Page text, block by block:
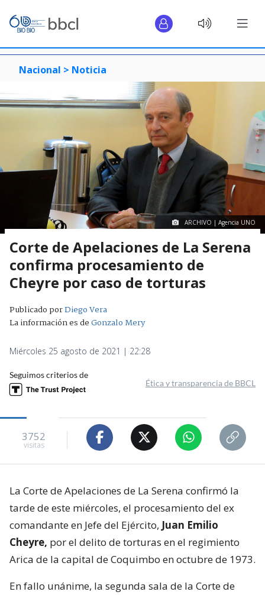
Nacional > Noticia
ARCHIVO | Agencia UNO
Corte de Apelaciones de La Serena
confirma procesamiento de
Cheyre por caso de torturas
Publicado porDiego Vera
La información es deGonzalo Mery
Miércoles 25 agosto de 2021 | 22:28
Seguimos criterios de
Ética y transparencia de BBCL
3752
visitas
La Corte de Apelaciones de La Serena confirmó la
tarde de este miércoles, el procesamiento del ex
comandante en Jefe del Ejército, Juan Emilio
Cheyre, por el delito de torturas en el regimiento
Arica de la capital de Coquimbo en octubre de 1973.
En fallo unánime, la segunda sala de la Corte de